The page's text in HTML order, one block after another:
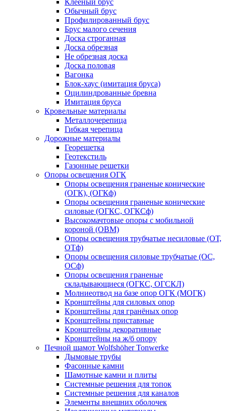
Обычный брус
Профилированный брус
Брус малого сечения
Доска строганная
Доска обрезная
Не обрезная доска
Доска половая
Вагонка
Блок-хаус (имитация бруса)
Оцилиндрованные бревна
Имитация бруса
Кровельные материалы
Металлочерепица
Гибкая черепица
Дорожные материалы
Георешетка
Геотекстиль
Газонные решетки
Опоры освещения ОГК
Опоры освещения граненые конические
(ОГК), (ОГКф)
Опоры освещения граненые конические
силовые (ОГКС, ОГКСф)
Высокомачтовые опоры с мобильной
короной (ОВМ)
Опоры освещения трубчатые несиловые (ОТ,
ОТф)
Опоры освещения силовые трубчатые (ОС,
ОСф)
Опоры освещения граненые
складывающиеся (ОГКС, ОГСКЛ)
Молниеотвод на базе опор ОГК (МОГК)
Кронштейны для силовых опор
Кронштейны для гранёных опор
Кронштейны приставные
Кронштейны декоративные
Кронштейны на ж/б опору
Печной шамот Wolfshöher Tonwerke
Дымовые трубы
Фасонные камни
Шамотные камни и плиты
Системные решения для топок
Системные решения для каналов
Элементы внешних оболочек